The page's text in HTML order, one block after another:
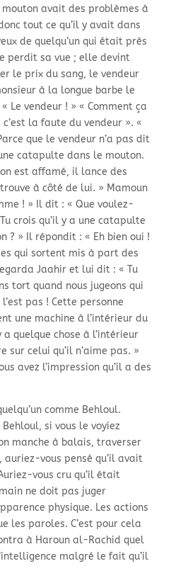
avait des problèmes à
tout ce qu’il y avait dans
de quelqu’un qui était près
perdit sa vue ; elle devint
le prix du sang, le vendeur
à la longue barbe le
Le vendeur ! » « Comment ça
la faute du vendeur ». «
que le vendeur n’a pas dit
catapulte dans le mouton.
est affamé, il lance des
à côté de lui. » Mamoun
! » Il dit : « Que voulez-
crois qu’il y a une catapulte
? » Il répondit : « Eh bien oui !
qui sortent mis à part des
Jaahir et lui dit : « Tu
tort quand nous jugeons qui
pas ! Cette personne
une machine à l’intérieur du
quelque chose à l’intérieur
sur celui qu’il n’aime pas. »
avez l’impression qu’il a des
comme Behloul.
si vous le voyiez
manche à balais, traverser
auriez-vous pensé qu’il avait
vous cru qu’il était
ne doit pas juger
physique. Les actions
les paroles. C’est pour cela
à Haroun al-Rachid quel
malgré le fait qu’il